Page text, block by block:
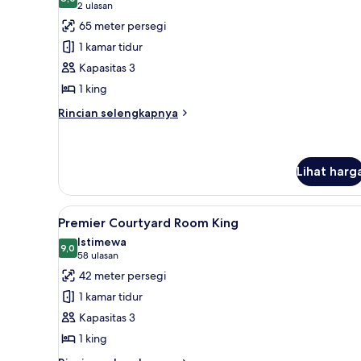
untuk
Premier
Collyer
Suite
8,0 dari 10
2 ulasan
(2
ulasan)
65 meter persegi
1 kamar tidur
Kapasitas 3
1 king
Rincian selengkapnya
Rincian
Collyer
Suite
Lihat
Lihat
semua
foto
untuk
Premier
Courtyard
Room
King
Seprai premium, minibar,
6
Premier Courtyard Room King
9,09,0 dari 10
Istimewa
58 ulasan
(58
ulasan)
42 meter persegi
1 kamar tidur
Kapasitas 3
1 king